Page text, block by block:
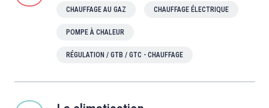
CHAUFFAGE AU GAZ CHAUFFAGE ÉLECTRIQUE
POMPE À CHALEUR
RÉGULATION / GTB / GTC - CHAUFFAGE